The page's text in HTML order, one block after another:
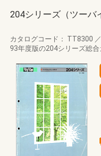
204シリーズ（ツーバ
カタログコード： TT8300 ／
93年度版の204シリーズ総合